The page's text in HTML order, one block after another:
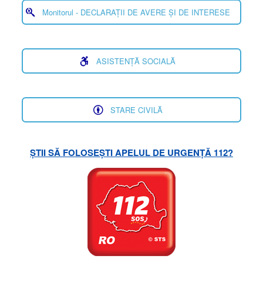
Monitorul - DECLARAȚII DE AVERE ȘI DE INTERESE
ASISTENȚĂ SOCIALĂ
STARE CIVILĂ
ȘTII SĂ FOLOSEȘTI APELUL DE URGENȚĂ 112?